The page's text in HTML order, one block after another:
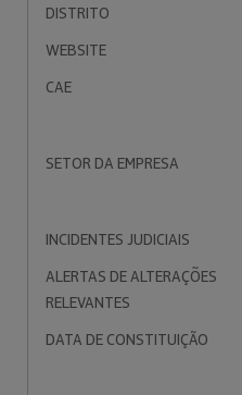
DISTRITO
WEBSITE
CAE
SETOR DA EMPRESA
INCIDENTES JUDICIAIS
ALERTAS DE ALTERAÇÕES
RELEVANTES
DATA DE CONSTITUIÇÃO